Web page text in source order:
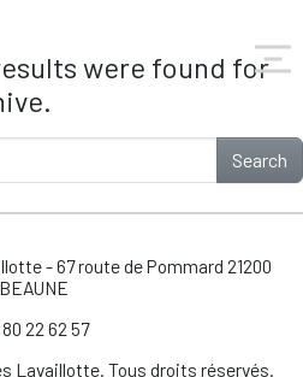
were found for
Search
- 67 route de Pommard 21200
BEAUNE
22 62 57
Lavaillotte. Tous droits réservés.